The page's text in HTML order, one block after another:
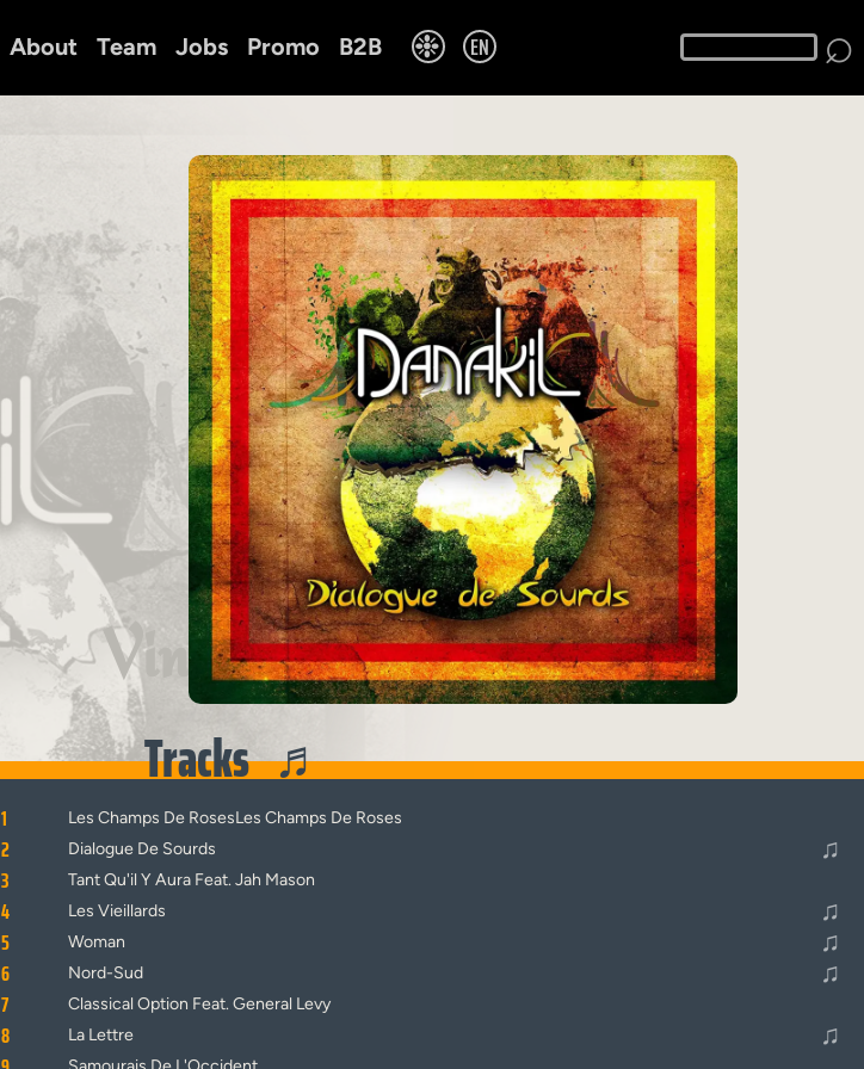
Vinyl
About Team Jobs Promo B2B ❉ EN ⌕
Tracks ♬Alle Tracks abspielen
1 Les Champs De RosesLes Champs De Roses
2 Dialogue De Sourds
♫
3
Tant Qu'il Y Aura Feat. Jah Mason
4 Les Vieillards
♫
5
Woman
♫
6
Nord-Sud
♫
7
Classical Option Feat. General Levy
8 La Lettre
♫